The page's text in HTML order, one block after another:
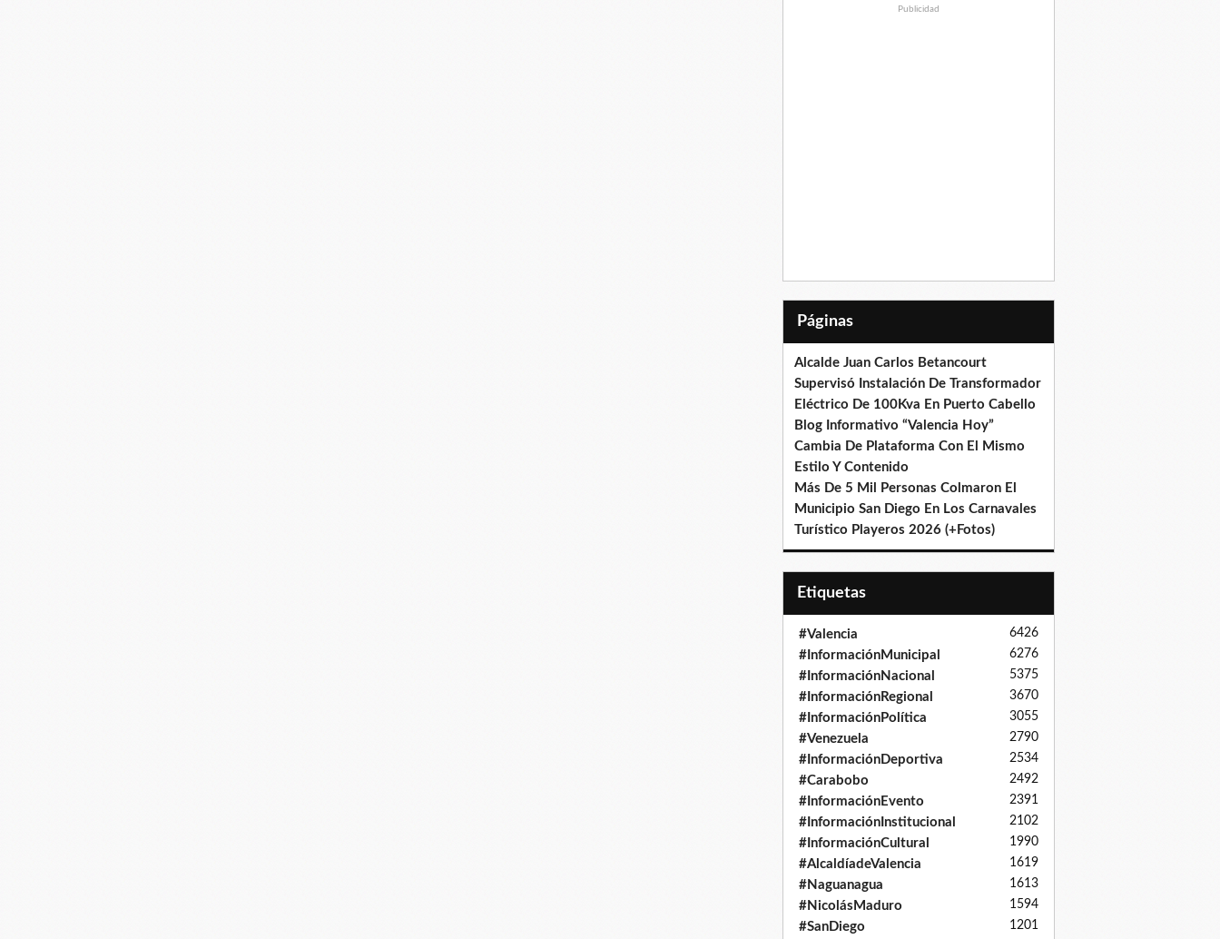
Publicidad
Páginas
Alcalde Juan Carlos Betancourt
Supervisó Instalación De Transformador
Eléctrico De 100Kva En Puerto Cabello
Blog Informativo “Valencia Hoy”
Cambia De Plataforma Con El Mismo
Estilo Y Contenido
Más De 5 Mil Personas Colmaron El
Municipio San Diego En Los Carnavales
Turístico Playeros 2026 (+Fotos)
Etiquetas
#Valencia 6426
#InformaciónMunicipal 6276
#InformaciónNacional 5375
#InformaciónRegional 3670
#InformaciónPolítica 3055
#Venezuela 2790
#InformaciónDeportiva 2534
#Carabobo 2492
#InformaciónEvento 2391
#InformaciónInstitucional 2102
#InformaciónCultural 1990
#AlcaldíadeValencia 1619
#Naguanagua 1613
#NicolásMaduro 1594
#SanDiego 1201